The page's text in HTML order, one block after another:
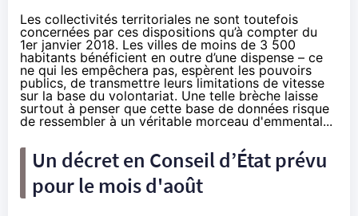
Les collectivités territoriales ne sont toutefois
concernées par ces dispositions qu’à compter du
1er janvier 2018. Les villes de moins de 3 500
habitants bénéficient en outre d’une dispense – ce
ne qui les empêchera pas, espèrent les pouvoirs
publics, de transmettre leurs limitations de vitesse
sur la base du volontariat. Une telle brèche laisse
surtout à penser que cette base de données risque
de ressembler à un véritable morceau d'emmental...
Un décret en Conseil d’État prévu
pour le mois d'août